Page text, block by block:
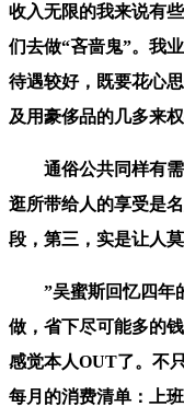
收入无限的我来说有
们去做“吝啬鬼”。我
待遇较好，既要花心
及用豪侈品的几多来
通俗公共同样有需
逛所带给人的享受是
段，第三，实是让人
”吴蜜斯回忆四年的
做，省下尽可能多的
感觉本人OUT了。不
每月的消费清单：上